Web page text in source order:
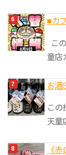
■カ
こ
童店
お酒
この
天童
《